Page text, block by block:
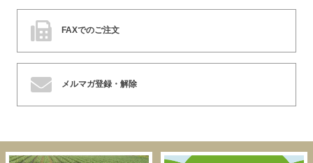
FAXでのご注文
メルマガ登録・解除